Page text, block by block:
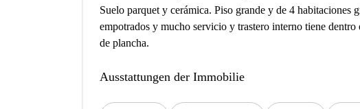
Suelo parquet y cerámica. Piso grande y de 4 habitaciones
empotrados y mucho servicio y trastero interno tiene dentro
de plancha.
Ausstattungen der Immobilie